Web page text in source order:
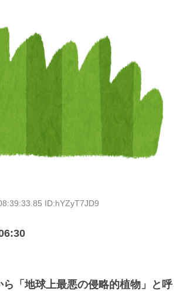
ID:hYZyT7JD9
「地球上最悪の侵略的植物」と呼